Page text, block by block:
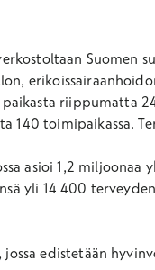
Suomen
riippumatta
140 toimipaikassa.
asioi 1,2
yli 14 400
edistetään